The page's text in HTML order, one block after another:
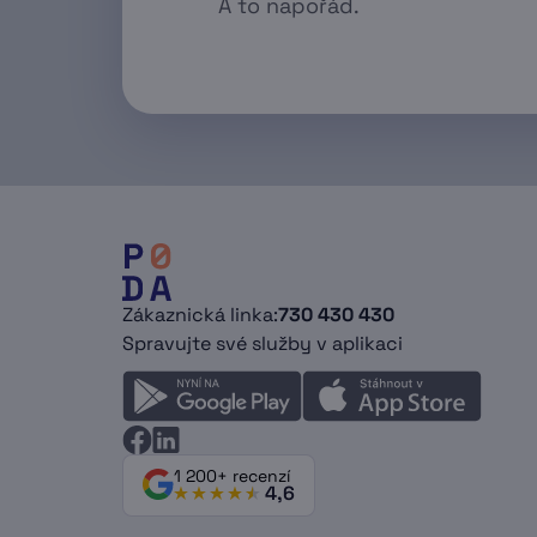
Zákaznická linka:730 430 430
Spravujte své služby v aplikaci
1 200+ recenzí
4,6